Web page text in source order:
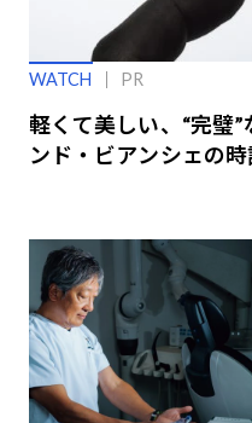
WATCH PR
軽くて美しい、“完璧
ンド・ビアンシェの